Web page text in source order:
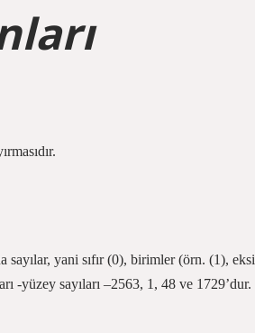
sayılar, yani sıfır (0), birimler (örn. (1), eksi
-yüzey sayıları –2563, 1, 48 ve 1729’dur.